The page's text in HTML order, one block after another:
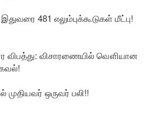
481 எலும்புக்கூடுகள் மீட்பு!
விபத்து: விசாரணையில் வௌியான
முதியவர் ஒருவர் பலி!!